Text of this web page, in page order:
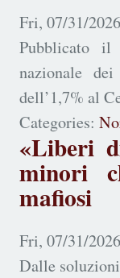
Fri, 07/31/
Pubblicato il
nazionale
dell’1,7% al
Categories:
«Liberi
minori
mafiosi
Fri, 07/31/
Dalle